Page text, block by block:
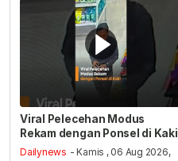
Viral Pelecehan Modus
Rekam dengan Ponsel di Kaki
Dailynews - Kamis , 06 Aug 2026,